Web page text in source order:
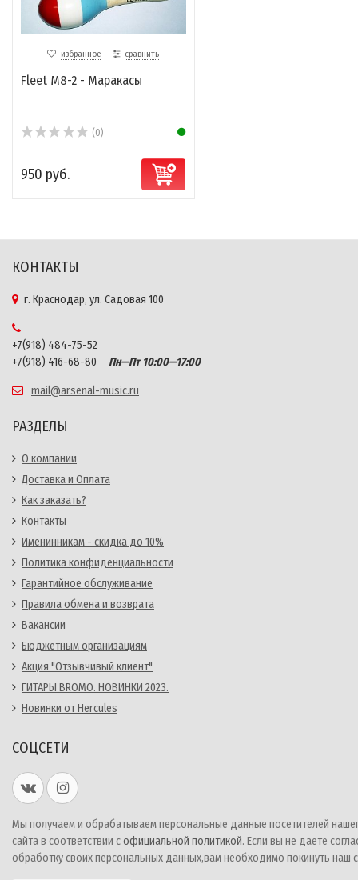
избранное сравнить
Fleet M8-2 - Маракасы
(0)
950 руб.
КОНТАКТЫ
г. Краснодар, ул. Садовая 100
+7(918) 484-75-52
+7(918) 416-68-80
Пн—Пт 10:00—17:00
mail@arsenal-music.ru
РАЗДЕЛЫ
О компании
Доставка и Оплата
Как заказать?
Контакты
Именинникам - скидка до 10%
Политика конфиденциальности
Гарантийное обслуживание
Правила обмена и возврата
Вакансии
Бюджетным организациям
Акция "Отзывчивый клиент"
ГИТАРЫ BROMO. НОВИНКИ 2023.
Новинки от Hercules
СОЦСЕТИ
Мы получаем и обрабатываем персональные данные посетителей
сайта в соответствии софициальной политикой. Если вы не даете
обработку своих персональных данных,вам необходимо покинуть наш